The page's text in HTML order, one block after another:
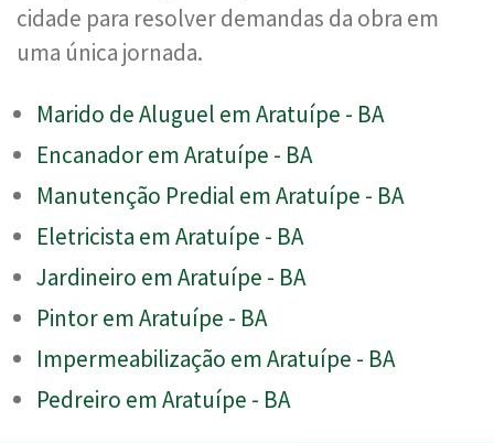
cidade para resolver demandas da obra em
uma única jornada.
Marido de Aluguel em Aratuípe - BA
Encanador em Aratuípe - BA
Manutenção Predial em Aratuípe - BA
Eletricista em Aratuípe - BA
Jardineiro em Aratuípe - BA
Pintor em Aratuípe - BA
Impermeabilização em Aratuípe - BA
Pedreiro em Aratuípe - BA